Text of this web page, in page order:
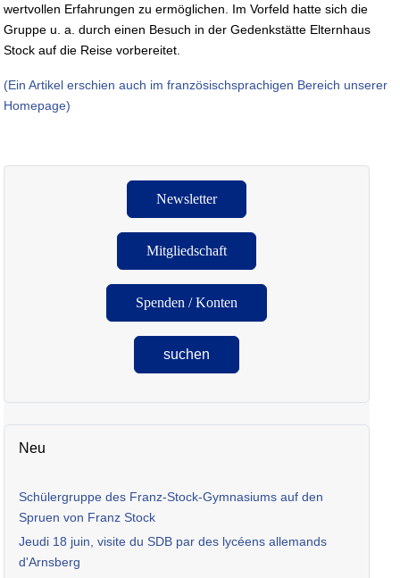
wertvollen Erfahrungen zu ermöglichen. Im Vorfeld hatte sich die
Gruppe u. a. durch einen Besuch in der Gedenkstätte Elternhaus
Stock auf die Reise vorbereitet.
(Ein Artikel erschien auch im französischsprachigen Bereich unserer
Homepage)
Newsletter
Mitgliedschaft
Spenden / Konten
suchen
Neu
Schülergruppe des Franz-Stock-Gymnasiums auf den
Spruen von Franz Stock
Jeudi 18 juin, visite du SDB par des lycéens allemands
d'Arnsberg